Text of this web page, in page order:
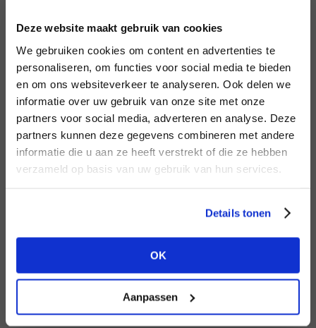
Deze website maakt gebruik van cookies
We gebruiken cookies om content en advertenties te
personaliseren, om functies voor social media te bieden
en om ons websiteverkeer te analyseren. Ook delen we
informatie over uw gebruik van onze site met onze
partners voor social media, adverteren en analyse. Deze
partners kunnen deze gegevens combineren met andere
informatie die u aan ze heeft verstrekt of die ze hebben
verzameld op basis van uw gebruik van hun services.
Details tonen
OK
Aanpassen
INLOGGEN
Wachtwoord
INLOGGEN
NOG GEEN ACCOUNT?
HEB JE NOG GEEN
ACCOUNT?
aan of bekijk de andere mogelijkheden.
BEKIJK ALLE OPTIES
MERK
PENN&INK N.Y
Mos Mosh
MERK
MERK
Circle of Trust